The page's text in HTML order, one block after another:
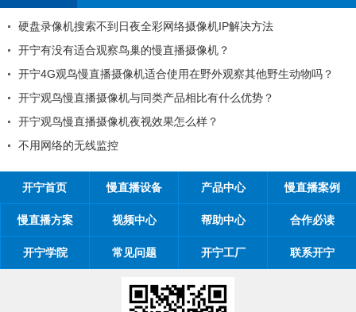
机搜索不到日夜全彩网络摄像机IP解决方法
有适合观察鸟巢的慢直播摄像机？
鸟慢直播摄像机适合使用在野外观察其他野生动物吗？
慢直播摄像机与同类产品相比有什么优势？
慢直播摄像机夜视效果怎么样？
的无线监控
工程商
开宁首页 慢直播设备 产品中心 慢直播案例
慢直播方案 视频中心 帮助中心 合作必读
开宁学院 常见问题 开宁工厂 联系开宁